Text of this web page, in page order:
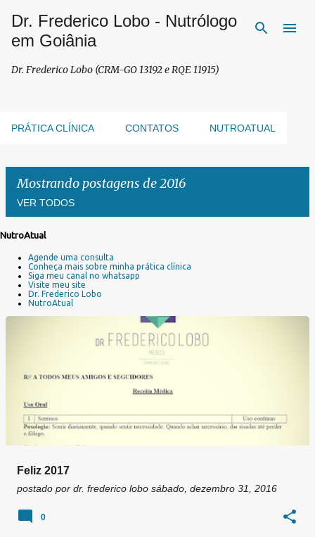
Pular para o conteúdo principal
Dr. Frederico Lobo - Nutrólogo
em Goiânia
Dr. Frederico Lobo (CRM-GO 13192 e RQE 11915)
PRÁTICA CLÍNICA CONTATOS NUTROATUAL
Mostrando postagens de 2016
VER TODOS
g
NutroAtual
Agende uma consulta
Conheça mais sobre minha prática clínica
Siga meu canal no whatsapp
Visite meu site
Dr. Frederico Lobo
NutroAtual
Feliz 2017
postado por dr. frederico lobo sábado, dezembro 31, 2016
0